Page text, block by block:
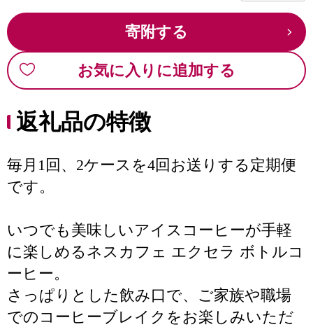
寄附する
お気に入りに追加する
返礼品の特徴
毎月1回、2ケースを4回お送りする定期便
です。
いつでも美味しいアイスコーヒーが手軽
に楽しめるネスカフェ エクセラ ボトルコ
ーヒー。
さっぱりとした飲み口で、ご家族や職場
でのコーヒーブレイクをお楽しみいただ